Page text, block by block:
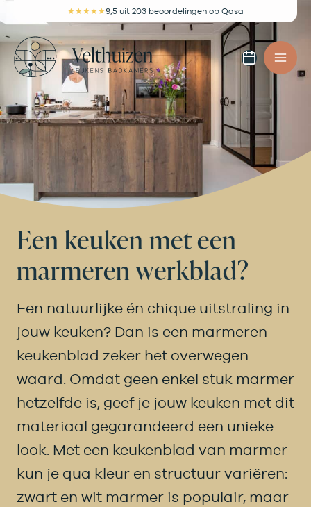
naar
inhoud
★★★★★9,5 uit 203 beoordelingen op Qasa
maken
Een keuken met een
marmeren werkblad?
Een natuurlijke én chique uitstraling in
jouw keuken? Dan is een marmeren
keukenblad zeker het overwegen
waard. Omdat geen enkel stuk marmer
hetzelfde is, geef je jouw keuken met dit
materiaal gegarandeerd een unieke
look. Met een keukenblad van marmer
kun je qua kleur en structuur variëren:
zwart en wit marmer is populair, maar